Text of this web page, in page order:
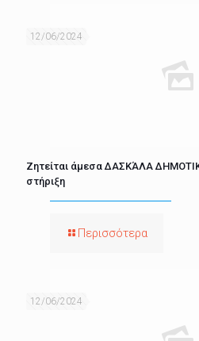
12/06/2024
Ζητείται άμεσα ΔΑΣΚΆΛΑ
στήριξη
Περισσότερα
12/06/2024